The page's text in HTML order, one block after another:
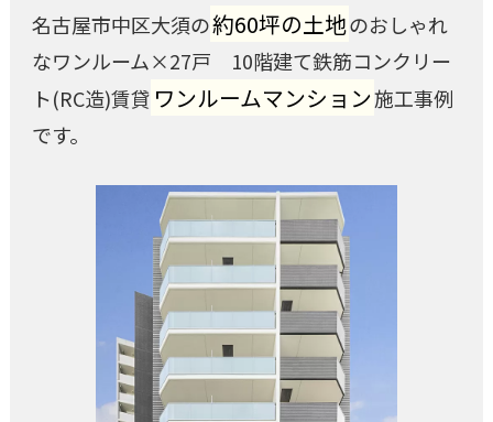
名古屋市中区大須の約60坪の土地のおしゃれ
なワンルーム×27戸 10階建て鉄筋コンクリー
ト(RC造)賃貸 ワンルームマンション施工事例
です。